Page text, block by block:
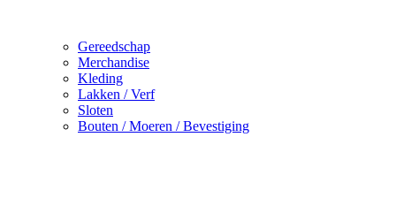
Gereedschap
Merchandise
Kleding
Lakken / Verf
Sloten
Bouten / Moeren / Bevestiging